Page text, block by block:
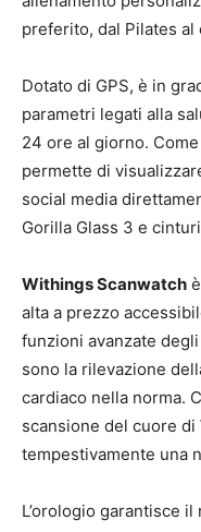
preferito, dal Pilates
Dotato di GPS, è in
parametri legati alla
24 ore al giorno.
permette di
social media
Gorilla Glass 3 e
Withings Scanwatch
alta a prezzo
funzioni avanzate
sono la rilevazione
cardiaco nella norma.
scansione del cuore
tempestivamente una
L’orologio garantisce